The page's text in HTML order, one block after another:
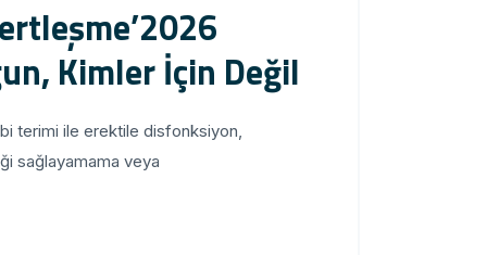
Kimler İçin Değil?
terimi ile erektile disfonksiyon,
sağlayamama veya...